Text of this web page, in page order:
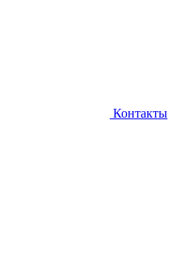
Контакты